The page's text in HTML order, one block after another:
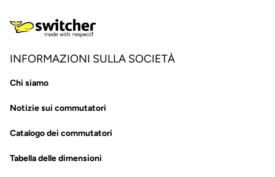
INFORMAZIONI SULLA SOCIETÀ
Chi siamo
Notizie sui commutatori
Catalogo dei commutatori
Tabella delle dimensioni